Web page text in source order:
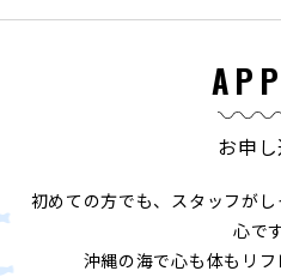
お申
初めての方でも、スタッフが
心です
沖縄の海で心も体もリ